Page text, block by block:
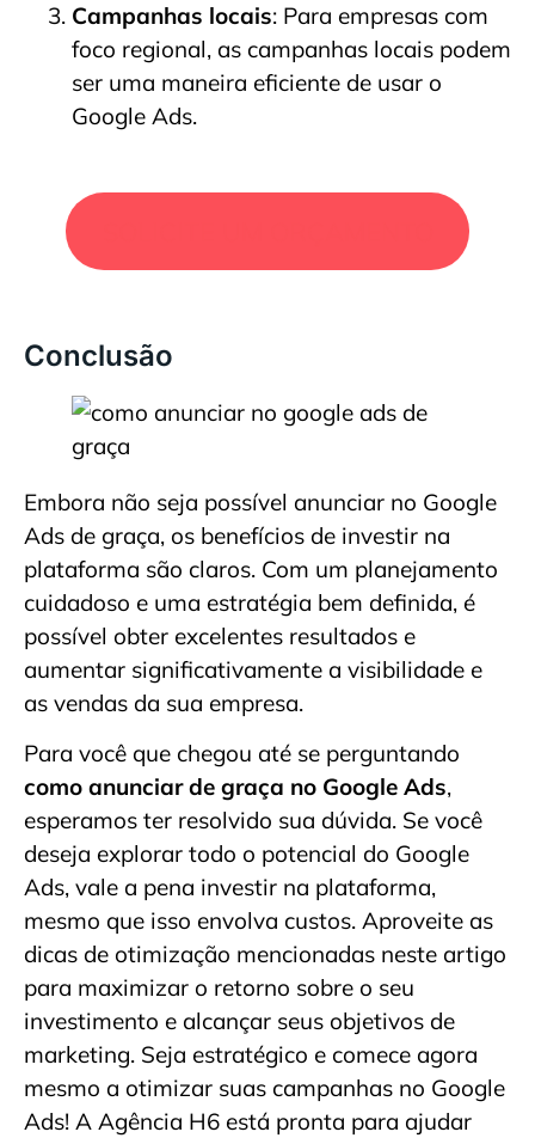
Campanhas locais: Para empresas com
foco regional, as campanhas locais podem
ser uma maneira eficiente de usar o
Google Ads.
Conclusão
Embora não seja possível anunciar no Google
Ads de graça, os benefícios de investir na
plataforma são claros. Com um planejamento
cuidadoso e uma estratégia bem definida, é
possível obter excelentes resultados e
aumentar significativamente a visibilidade e
as vendas da sua empresa.
Para você que chegou até se perguntando
como anunciar de graça no Google Ads,
esperamos ter resolvido sua dúvida. Se você
deseja explorar todo o potencial do Google
Ads, vale a pena investir na plataforma,
mesmo que isso envolva custos. Aproveite as
dicas de otimização mencionadas neste artigo
para maximizar o retorno sobre o seu
investimento e alcançar seus objetivos de
marketing. Seja estratégico e comece agora
mesmo a otimizar suas campanhas no Google
Ads! A Agência H6 está pronta para ajudar